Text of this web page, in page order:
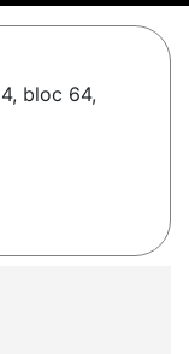
bloc 64,